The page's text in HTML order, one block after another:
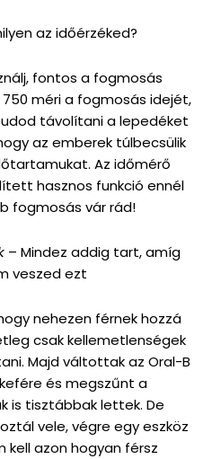
az időérzéked?
fontos a fogmosás
méri a fogmosás idejét,
távolítani a lepedéket
az emberek túlbecsülik
Az időmérő
hasznos funkció ennél
fogmosás vár rád!
– Mindez addig tart, amíg
veszed ezt
nehezen férnek hozzá
csak kellemetlenségek
Majd váltottak az Oral-B
és megszűnt a
is tisztábbak lettek. De
vele, végre egy eszköz
kell azon hogyan férsz